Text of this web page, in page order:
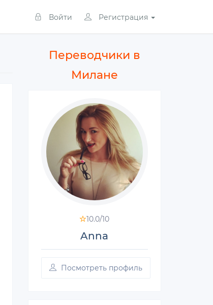
Войти Регистрация
Переводчики в
Милане
10.0/10
Anna
Посмотреть профиль